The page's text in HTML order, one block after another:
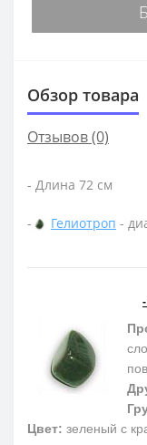
Обзор товара
Отзывов (0)
- Длина 72 см
- Гелиотроп -
Цвет: зеленый с